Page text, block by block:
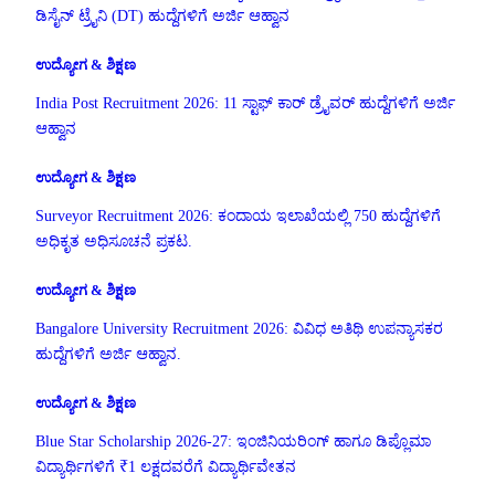
ಡಿಸೈನ್ ಟ್ರೈನಿ (DT) ಹುದ್ದೆಗಳಿಗೆ ಅರ್ಜಿ ಆಹ್ವಾನ
ಉದ್ಯೋಗ & ಶಿಕ್ಷಣ
India Post Recruitment 2026: 11 ಸ್ಟಾಫ್ ಕಾರ್ ಡ್ರೈವರ್ ಹುದ್ದೆಗಳಿಗೆ ಅರ್ಜಿ
ಆಹ್ವಾನ
ಉದ್ಯೋಗ & ಶಿಕ್ಷಣ
Surveyor Recruitment 2026: ಕಂದಾಯ ಇಲಾಖೆಯಲ್ಲಿ 750 ಹುದ್ದೆಗಳಿಗೆ
ಅಧಿಕೃತ ಅಧಿಸೂಚನೆ ಪ್ರಕಟ.
ಉದ್ಯೋಗ & ಶಿಕ್ಷಣ
Bangalore University Recruitment 2026: ವಿವಿಧ ಅತಿಥಿ ಉಪನ್ಯಾಸಕರ
ಹುದ್ದೆಗಳಿಗೆ ಅರ್ಜಿ ಆಹ್ವಾನ.
ಉದ್ಯೋಗ & ಶಿಕ್ಷಣ
Blue Star Scholarship 2026-27: ಇಂಜಿನಿಯರಿಂಗ್ ಹಾಗೂ ಡಿಪ್ಲೊಮಾ
ವಿದ್ಯಾರ್ಥಿಗಳಿಗೆ ₹1 ಲಕ್ಷದವರೆಗೆ ವಿದ್ಯಾರ್ಥಿವೇತನ